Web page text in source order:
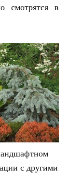
смотрятся в
с другими